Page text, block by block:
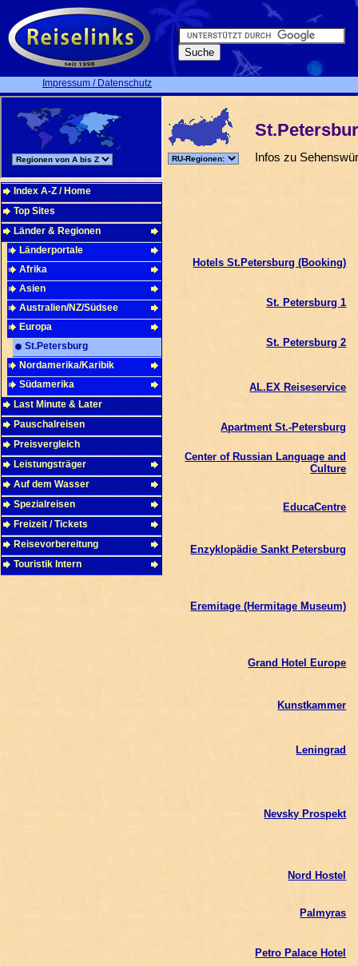
Impressum / Datenschutz
Index A-Z / Home
Top Sites
Länder & Regionen
Länderportale
Afrika
Asien
Australien/NZ/Südsee
Europa
St.Petersburg
Nordamerika/Karibik
Südamerika
Last Minute & Later
Pauschalreisen
Preisvergleich
Leistungsträger
Auf dem Wasser
Spezialreisen
Freizeit / Tickets
Reisevorbereitung
Touristik Intern
Infos zu
Hotels St.Petersburg (Booking)
St. Petersburg 1
St. Petersburg 2
AL.EX Reiseservice
Apartment St.-Petersburg
Center of Russian Language and
Culture
EducaCentre
Enzyklopädie Sankt Petersburg
Eremitage (Hermitage Museum)
Grand Hotel Europe
Kunstkammer
Leningrad
Nevsky Prospekt
Nord Hostel
Palmyras
Petro Palace Hotel